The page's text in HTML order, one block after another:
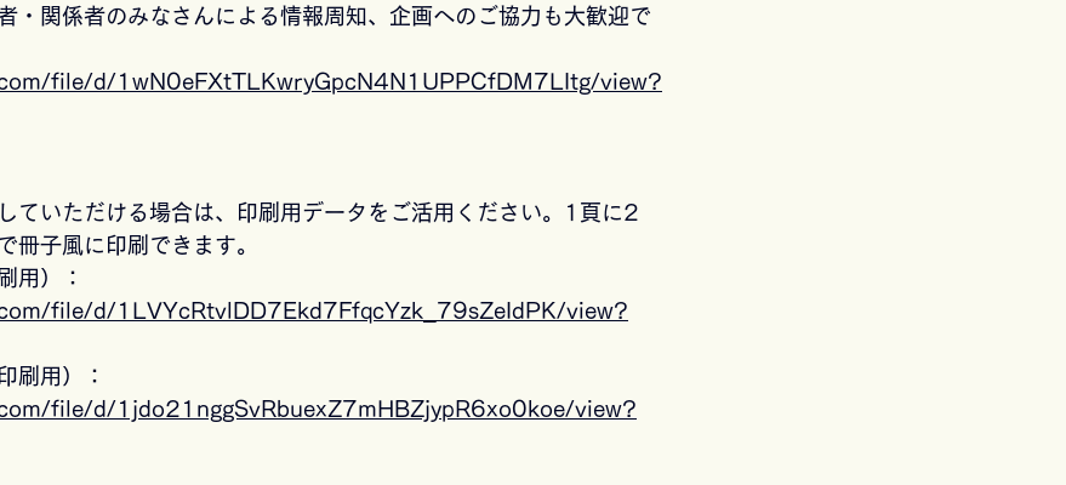
・関係者のみなさんによる情報周知、企画へのご協力も大歓迎で
file/d/1wN0eFXtTLKwryGpcN4N1UPPCfDM7LItg/view?
ていただける場合は、印刷用データをご活用ください。1頁に2
冊子風に印刷できます。
用）：
file/d/1LVYcRtvlDD7Ekd7FfqcYzk_79sZeIdPK/view?
刷用）：
file/d/1jdo21nggSvRbuexZ7mHBZjypR6xo0koe/view?